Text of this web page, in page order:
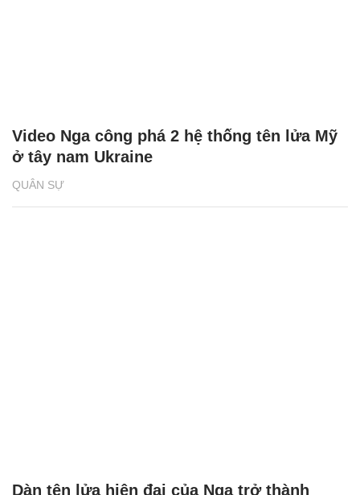
QUÂN SỰ
Video Nga công phá 2 hệ thống tên lửa Mỹ
ở tây nam Ukraine
Dàn tên lửa hiện đại của Nga trở thành